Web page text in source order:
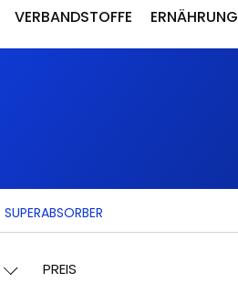
VERBANDSTOFFE ERNÄHRUNG
SUPERABSORBER
PREIS